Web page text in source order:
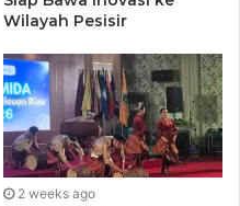
keberagaman perguruan
kekuatan kolektif, bukan
kolaborasi untuk saling
Wilayah Pesisir
2 weeks ago